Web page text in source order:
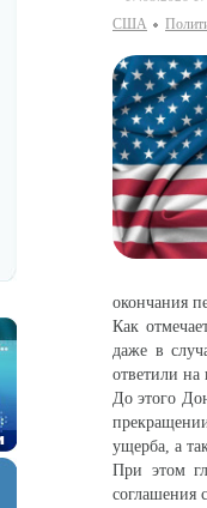
США
окончания
Как
даже в
ответили
До этого
ущерба, а
При этом
соглашения